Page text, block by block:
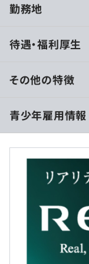
エンジニアとして
・メンター制度
・部門内研修
・資格取得、セミ
・ロジカルシン
PCその他必要な
勤務地
待遇・福利厚生
イム：7:15～22:0）
※標準労働時間
休憩時間：60分
平均残業時間：
・完全週休2日制
・特別休日（年2
・有給休暇（入
その他の特徴
青少年雇用情報
過去３年間の新
2年度前 採用者
3年度前 採用者
過去３年間の新
前年度 男性4人